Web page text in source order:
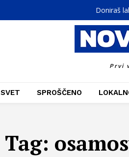
Doniraš
Prvi
SVET SPROŠČENO
Tag: